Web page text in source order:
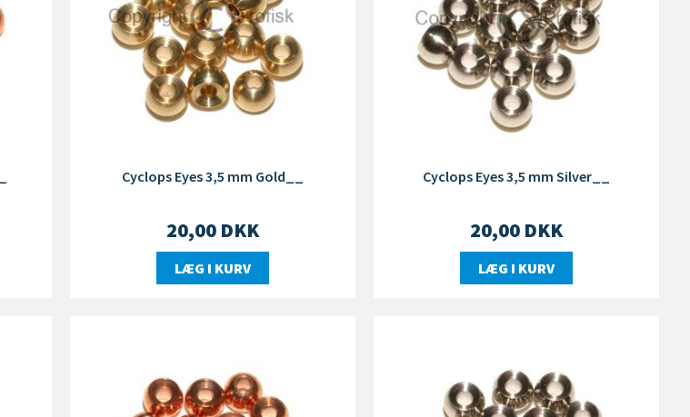
Cyclops Eyes 3,5 mm Gold__
20,00 DKK
LÆG I KURV
Cyclops Eyes 3,5 mm Silver__
20,00 DKK
LÆG I KURV